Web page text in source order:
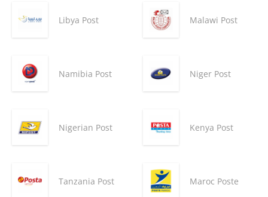
Libya Post Malawi Post
Namibia Post Niger Post
Nigerian Post Kenya Post
Tanzania Post Maroc Poste